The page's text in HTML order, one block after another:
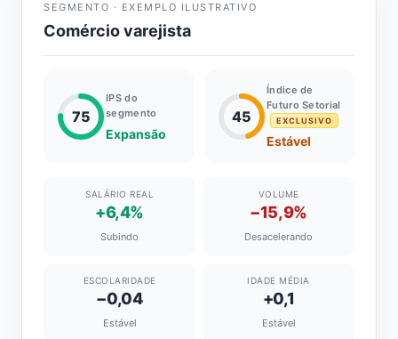
SEGMENTO · EXEMPLO ILUSTRATIVO
Comércio varejista
75
IPS do
segmento
Expansão
45
Índice de
Futuro Setorial
EXCLUSIVO
Estável
SALÁRIO REAL
+6,4%
Subindo
VOLUME
−15,9%
Desacelerando
ESCOLARIDADE
−0,04
Estável
IDADE MÉDIA
+0,1
Estável